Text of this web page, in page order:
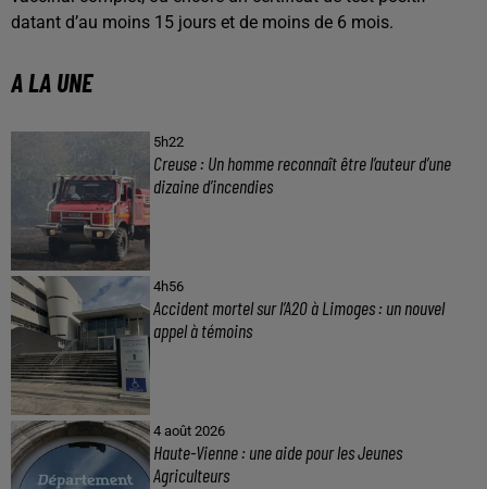
datant d’au moins 15 jours et de moins de 6 mois.
A LA UNE
5h22
Creuse : Un homme reconnaît être l’auteur d’une
dizaine d’incendies
4h56
Accident mortel sur l’A20 à Limoges : un nouvel
appel à témoins
4 août 2026
Haute-Vienne : une aide pour les Jeunes
Agriculteurs